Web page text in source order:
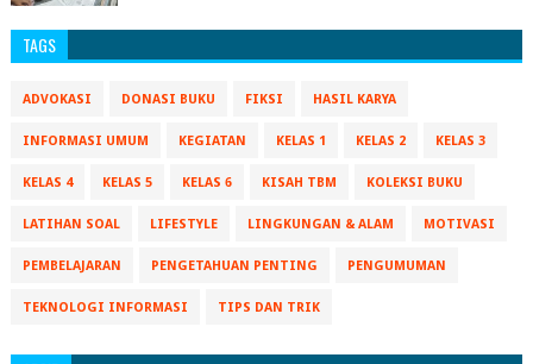
TAGS
ADVOKASI DONASI BUKU FIKSI HASIL KARYA
INFORMASI UMUM KEGIATAN KELAS 1 KELAS 2 KELAS 3
KELAS 4 KELAS 5 KELAS 6 KISAH TBM KOLEKSI BUKU
LATIHAN SOAL LIFESTYLE LINGKUNGAN & ALAM MOTIVASI
PEMBELAJARAN PENGETAHUAN PENTING PENGUMUMAN
TEKNOLOGI INFORMASI TIPS DAN TRIK